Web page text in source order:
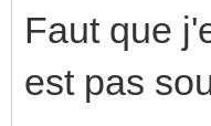
nvme-
Adapter:
Faut que
est pas